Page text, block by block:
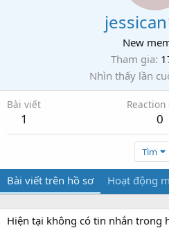
New
Tham gia
Nhìn thấy lần
Bài viết
1
Reaction
0
Tìm
Bài viết trên hồ sơ Hoạt động
Hiện tại không có tin nhắn trong